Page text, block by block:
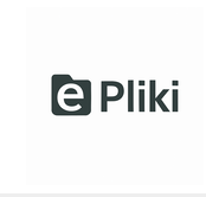
content